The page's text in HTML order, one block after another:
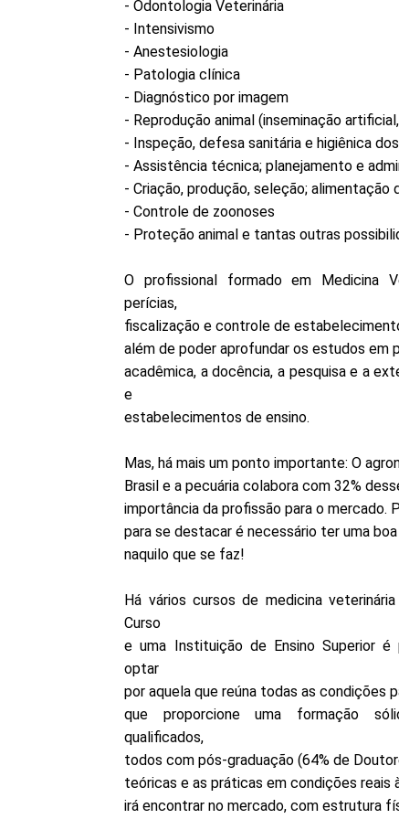
- Odontologia Veterinária
- Intensivismo
- Anestesiologia
- Patologia clínica
- Diagnóstico por imagem
- Reprodução animal (inseminação
- Inspeção, defesa sanitária e higiênica
- Assistência técnica; planejamento e
- Criação, produção, seleção; alimentação
- Controle de zoonoses
- Proteção animal e tantas outras
O profissional formado em Medicina
perícias,
fiscalização e controle de
além de poder aprofundar os estudos em
acadêmica, a docência, a pesquisa e a
e
estabelecimentos de ensino.
Mas, há mais um ponto importante: O
Brasil e a pecuária colabora com 32%
importância da profissão para o mercado.
para se destacar é necessário ter uma
naquilo que se faz!
Há vários cursos de medicina
Curso
e uma Instituição de Ensino Superior
optar
por aquela que reúna todas as condições
que proporcione uma formação
qualificados,
todos com pós-graduação (64% de
teóricas e as práticas em condições reais
irá encontrar no mercado, com estrutura